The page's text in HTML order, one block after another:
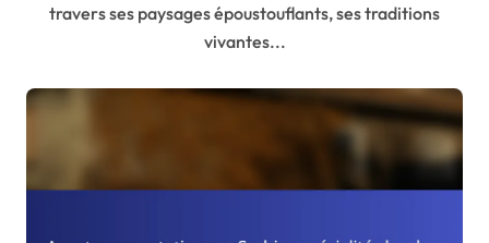
travers ses paysages époustouflants, ses traditions
vivantes...